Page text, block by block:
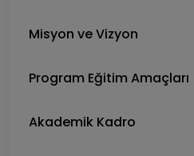
Misyon ve Vizyon
Program Eğitim Amaçları
Akademik Kadro